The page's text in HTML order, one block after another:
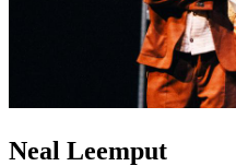
Neal Leemput